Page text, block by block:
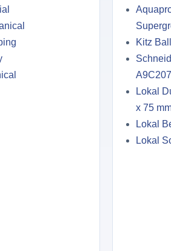
Kitz
Lokal
x 75
Lokal
Lokal